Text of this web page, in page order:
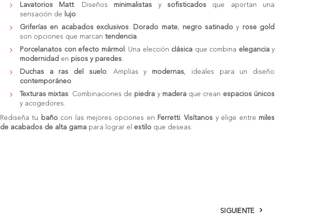
Lavatorios Matt: Diseños minimalistas y sofisticadosque aportan una
sensación de
lujo.
Griferías en acabados exclusivos: Dorado mate, negro satinado y rose gold
son opciones que marcan tendencia.
Porcelanatos con efecto mármol : Una elección clásica que combina eleganciay
modernidad en pisos y paredes.
Duchas a ras del suelo: Amplias y modernas, ideales para un diseño
contemporáneo.
Texturas mixtas: Combinaciones de piedra y maderaque crean espacios únicos
y acogedores.
Rediseña tu bañocon las mejores opciones en Ferretti.Visítanos y elige entre miles
de acabados de alta gama para lograr el estilo que deseas.
SIGUIENTE